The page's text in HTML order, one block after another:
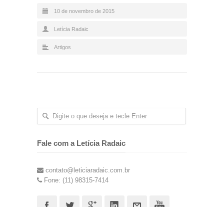
10 de novembro de 2015
Letícia Radaic
Artigos
Fale com a Letícia Radaic
contato@leticiaradaic.com.br
Fone: (11) 98315-7414